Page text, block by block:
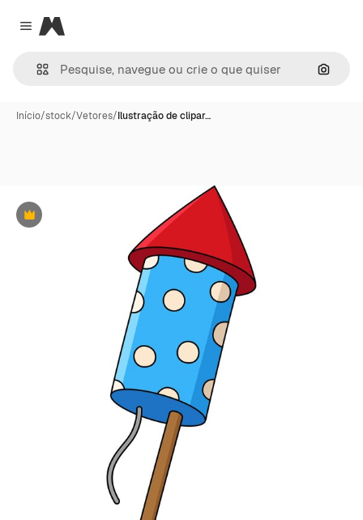
Close menu
Magnific
Início/stock/Vetores/Ilustração de clipar…
Premium